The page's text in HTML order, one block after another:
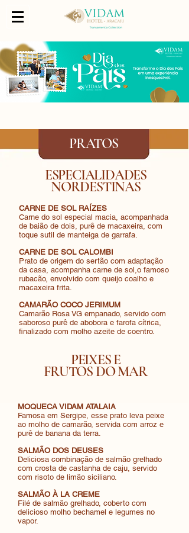
PRATOS
ESPECIALIDADES
NORDESTINAS
CARNE DE SOL RAÍZES
Carne do sol especial macia, acompanhada
de baião de dois, purê de macaxeira, com
toque sutil de manteiga de garrafa.
CARNE DE SOL CALOMBI
Prato de origem do sertão com adaptação
da casa, acompanha carne de sol,o famoso
rubacão, envolvido com queijo coalho e
macaxeira frita.
CAMARÃO COCO JERIMUM
Camarão Rosa VG empanado, servido com
saboroso purê de abobora e farofa cítrica,
finalizado com molho azeite de coentro.
PEIXES E
FRUTOS DO MAR
MOQUECA VIDAM ATALAIA
Famosa em Sergipe, esse prato leva peixe
ao molho de camarão, servida com arroz e
purê de banana da terra.
SALMÃO DOS DEUSES
Deliciosa combinação de salmão grelhado
com crosta de castanha de caju, servido
com risoto de limão siciliano.
SALMÃO À LA CREME
Filé de salmão grelhado, coberto com
delicioso molho bechamel e legumes no
vapor.